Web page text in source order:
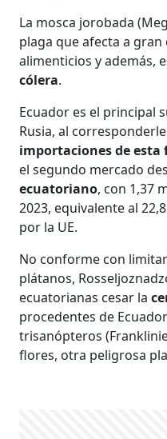
La mosca jorobada
plaga que afecta a
alimenticios y además,
cólera.
Ecuador es el principal
Rusia, al
importaciones de esta
el segundo mercado
ecuatoriano, con 1,37
2023, equivalente al
por la UE.
No conforme con
plátanos,
ecuatorianas cesar la
procedentes de
trisanópteros
flores, otra peligrosa